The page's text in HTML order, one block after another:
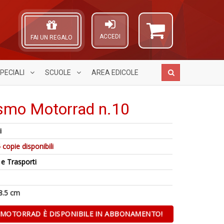
ACCEDI
FAI UN REGALO
SCUOLE AREA EDICOLE
Motorrad n.10
copie disponibili
Trasporti
cm
È DISPONIBILE IN ABBONAMENTO!